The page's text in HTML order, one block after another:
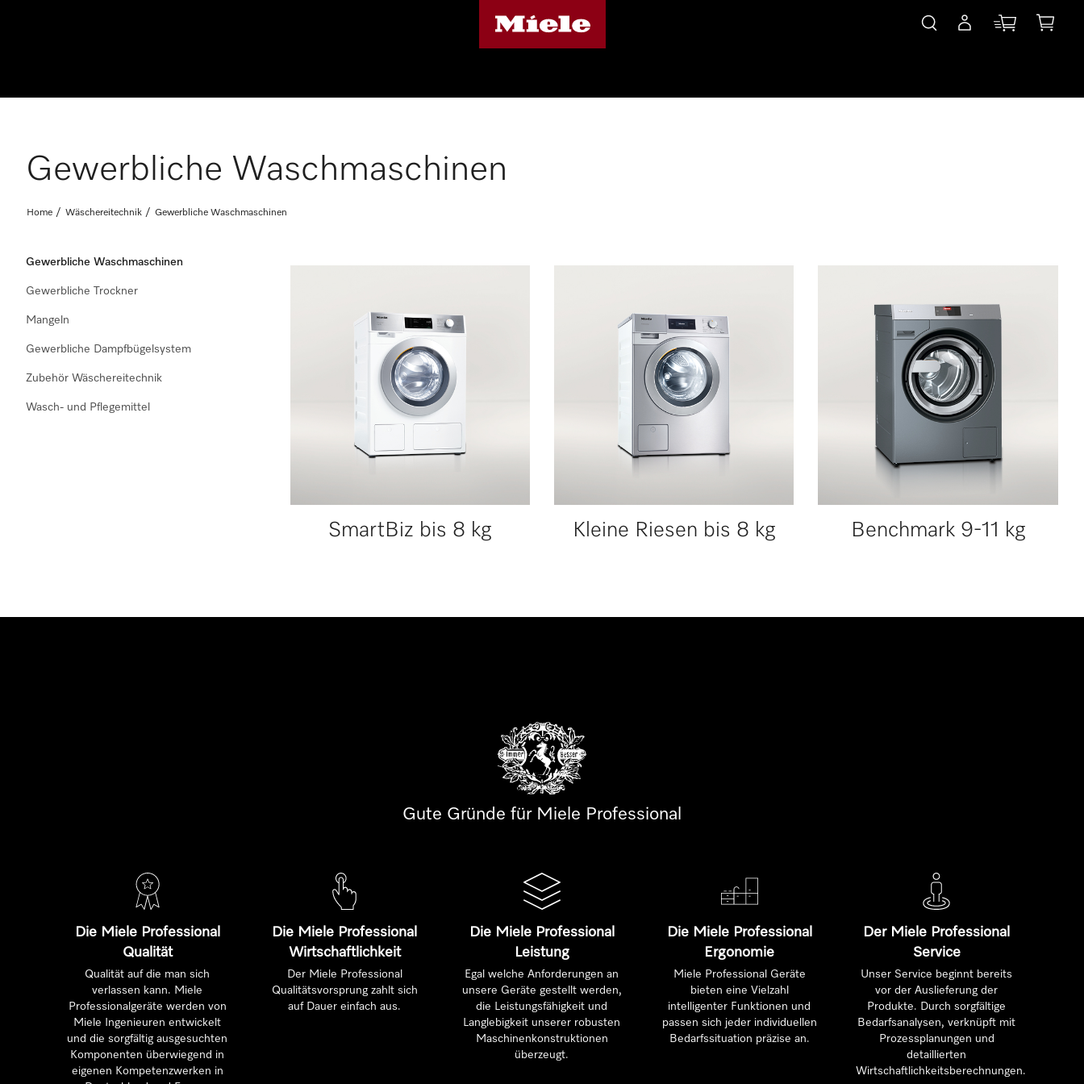
Gewerbliche Waschmaschinen
Home Wäschereitechnik Gewerbliche Waschmaschinen
Gewerbliche Waschmaschinen
Gewerbliche Trockner
Mangeln
Gewerbliche Dampfbügelsystem
Zubehör Wäschereitechnik
Wasch- und Pflegemittel
SmartBiz bis 8 kg Kleine Riesen bis 8 kg Benchmark 9-11 kg
Gute Gründe für Miele Professional
Die Miele Professional
Qualität
Qualität auf die man sich
verlassen kann. Miele
Professionalgeräte werden von
Miele Ingenieuren entwickelt
und die sorgfältig ausgesuchten
Komponenten überwiegend in
eigenen Kompetenzwerken in
Die Miele Professional
Wirtschaftlichkeit
Der Miele Professional
Qualitätsvorsprung zahlt sich
auf Dauer einfach aus.
Die Miele Professional
Leistung
Egal welche Anforderungen an
unsere Geräte gestellt werden,
die Leistungsfähigkeit und
Langlebigkeit unserer robusten
Maschinenkonstruktionen
überzeugt.
Die Miele Professional
Ergonomie
Miele Professional Geräte
bieten eine Vielzahl
intelligenter Funktionen und
passen sich jeder individuellen
Bedarfssituation präzise an.
Der Miele Professional
Service
Unser Service beginnt bereits
vor der Auslieferung der
Produkte. Durch sorgfältige
Bedarfsanalysen, verknüpft mit
Prozessplanungen und
detaillierten
Wirtschaftlichkeitsberechnungen.